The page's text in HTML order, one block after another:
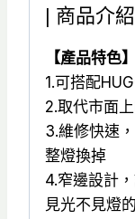
分
搭
配
雨
果
LED
模
組
| 商品介紹
【產品特色】
1.可搭配
2.取代市面
3.維修快速
整燈換掉
4.窄邊設計
見光不見燈